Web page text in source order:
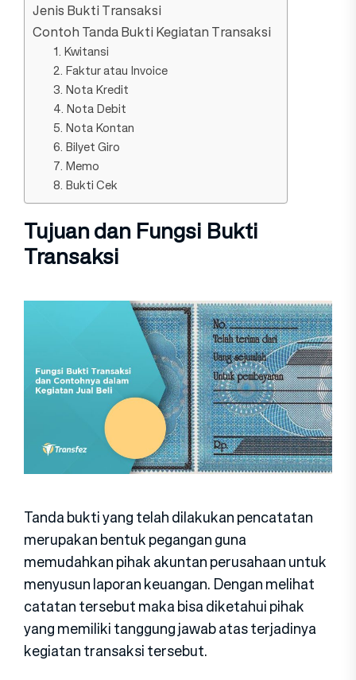
Jenis Bukti Transaksi
Contoh Tanda Bukti Kegiatan Transaksi
1. Kwitansi
2. Faktur atau Invoice
3. Nota Kredit
4. Nota Debit
5. Nota Kontan
6. Bilyet Giro
7. Memo
8. Bukti Cek
Tujuan dan Fungsi Bukti
Transaksi
Tanda bukti yang telah dilakukan pencatatan
merupakan bentuk pegangan guna
memudahkan pihak akuntan perusahaan untuk
menyusun laporan keuangan. Dengan melihat
catatan tersebut maka bisa diketahui pihak
yang memiliki tanggung jawab atas terjadinya
kegiatan transaksi tersebut.